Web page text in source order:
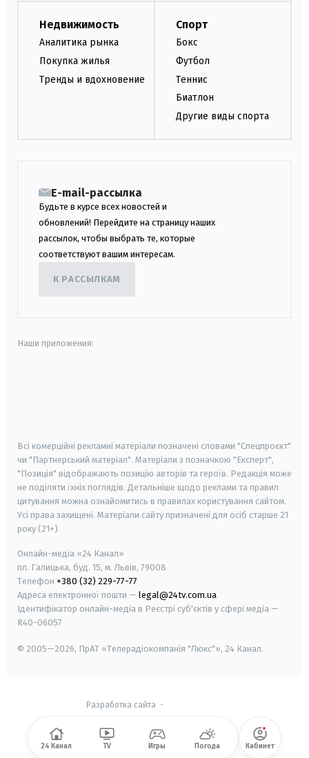
Недвижимость
Аналитика рынка
Покупка жилья
Тренды и вдохновение
Спорт
Бокс
Футбол
Теннис
Биатлон
Другие виды спорта
E-mail-рассылка
Будьте в курсе всех новостей и
обновлений! Перейдите на страницу наших
рассылок, чтобы выбрать те, которые
соответствуют вашим интересам.
К РАССЫЛКАМ
Наши приложения:
Всі комерційні рекламні матеріали позначені словами "Спецпроєкт"
чи "Партнерський матеріал". Матеріали з позначкою "Експерт",
"Позиція" відображають позицію авторів та героїв. Редакція може
не поділяти їхніх поглядів. Детальніше щодо реклами та правил
цитування можна ознайомитись в правилах користування сайтом.
Усі права захищені. Матеріали сайту призначені для осіб старше 21
року (21+)
Онлайн-медіа «24 Канал»
пл. Галицька, буд. 15, м. Львів, 79008
Телефон +380 (32) 229-77-77
Адреса електронної пошти — legal@24tv.com.ua
Ідентифікатор онлайн-медіа в Реєстрі суб'єктів у сфері медіа —
R40-06057
© 2005—2026, ПрАТ «Телерадіокомпанія "Люкс"», 24 Канал.
Разработка сайта -
24 Канал TV Игры Погода Кабинет